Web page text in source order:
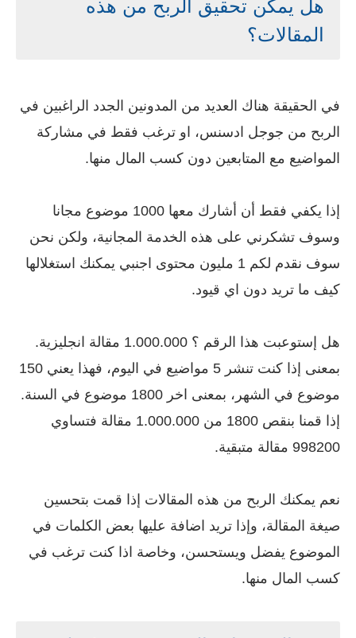
هل يمكن تحقيق الربح من هذه
المقالات؟
في الحقيقة هناك العديد من المدونين الجدد الراغبين في
الربح من جوجل ادسنس، او ترغب فقط في مشاركة
المواضيع مع المتابعين دون كسب المال منها.
إذا يكفي فقط أن أشارك معها 1000 موضوع مجانا
وسوف تشكرني على هذه الخدمة المجانية، ولكن نحن
سوف نقدم لكم 1 مليون محتوى اجنبي يمكنك استغلالها
كيف ما تريد دون اي قيود.
هل إستوعبت هذا الرقم ؟ 1.000.000 مقالة انجليزية.
بمعنى إذا كنت تنشر 5 مواضيع في اليوم، فهذا يعني 150
موضوع في الشهر، بمعنى اخر 1800 موضوع في السنة.
إذا قمنا بنقص 1800 من 1.000.000 مقالة فتساوي
998200 مقالة متبقية.
نعم يمكنك الربح من هذه المقالات إذا قمت بتحسين
صيغة المقالة، وإذا تريد اضافة عليها بعض الكلمات في
الموضوع يفضل ويستحسن، وخاصة اذا كنت ترغب في
كسب المال منها.